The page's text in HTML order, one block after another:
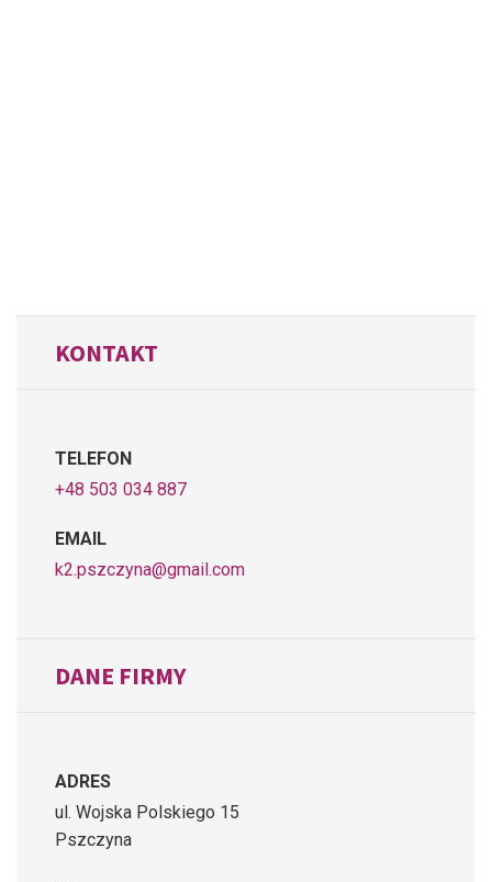
KONTAKT
TELEFON
+48 503 034 887
EMAIL
k2.pszczyna@gmail.com
DANE FIRMY
ADRES
ul. Wojska Polskiego 15
Pszczyna